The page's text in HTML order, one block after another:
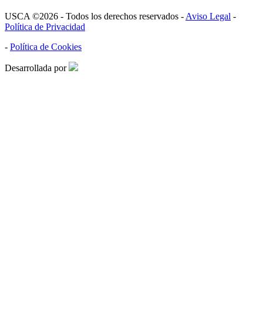
USCA ©2026 - Todos los derechos reservados - Aviso Legal -
Política de Privacidad
- Política de Cookies
Desarrollada por